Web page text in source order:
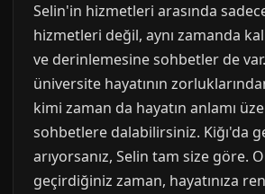
Selin'in hizmetleri arasında
hizmetleri değil, aynı zamanda
ve derinlemesine sohbetler de
üniversite hayatının
kimi zaman da hayatın anlamı
sohbetlere dalabilirsiniz. Kiğı'da
arıyorsanız, Selin tam size göre.
geçirdiğiniz zaman, hayatınıza